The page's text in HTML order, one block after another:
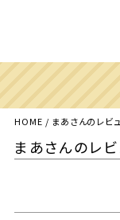
HOME まあさんのレビ
まあさんのレ